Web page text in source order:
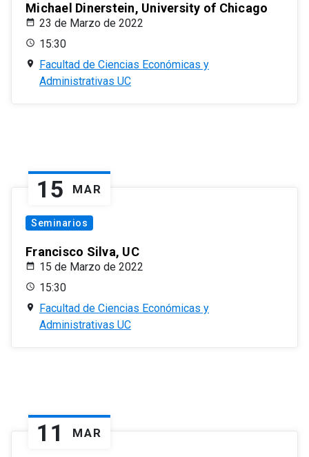
Michael Dinerstein, University of Chicago
23 de Marzo de 2022
15:30
Facultad de Ciencias Económicas y
Administrativas UC
15 MAR
Seminarios
Francisco Silva, UC
15 de Marzo de 2022
15:30
Facultad de Ciencias Económicas y
Administrativas UC
11 MAR